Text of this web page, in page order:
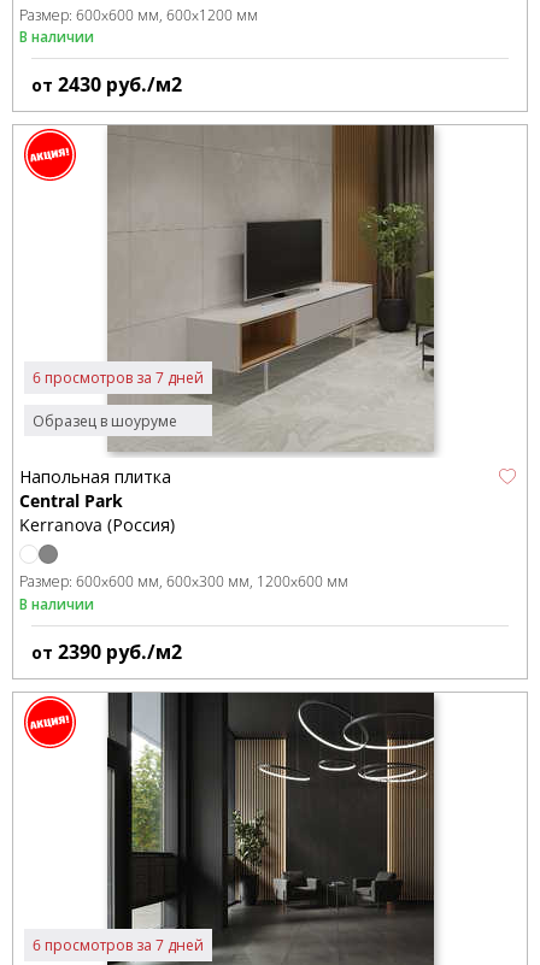
Размер: 600x600 мм 600x1200 мм
В наличии
от 2430 руб./м2
Образец в шоуруме
6 просмотров за 7 дней
Напольная плитка
Central Park
Kerranova (Россия)
Размер: 600x600 мм 600x300 мм 1200x600 мм
В наличии
от 2390 руб./м2
6 просмотров за 7 дней